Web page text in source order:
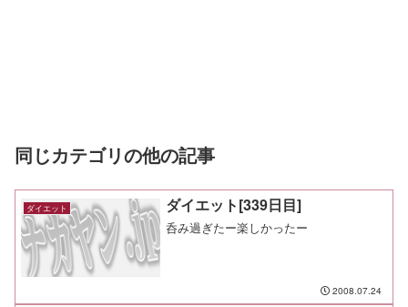
同じカテゴリの他の記事
ダイエット ダイエット[339日目]
呑み過ぎたー楽しかったー
2008.07.24